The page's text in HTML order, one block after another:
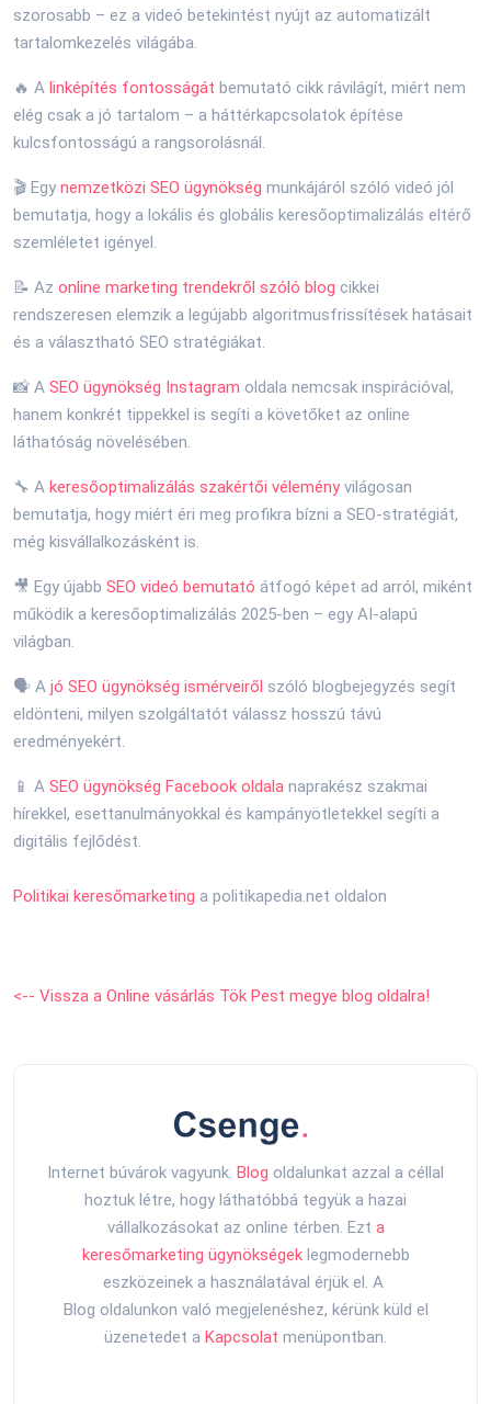
szorosabb – ez a videó betekintést nyújt az automatizált
tartalomkezelés világába.
🔥 A linképítés fontosságát bemutató cikk rávilágít, miért nem
elég csak a jó tartalom – a háttérkapcsolatok építése
kulcsfontosságú a rangsorolásnál.
🎬 Egy nemzetközi SEO ügynökség munkájáról szóló videó jól
bemutatja, hogy a lokális és globális keresőoptimalizálás eltérő
szemléletet igényel.
📝 Az online marketing trendekről szóló blog cikkei
rendszeresen elemzik a legújabb algoritmusfrissítések hatásait
és a választható SEO stratégiákat.
📸 A SEO ügynökség Instagram oldala nemcsak inspirációval,
hanem konkrét tippekkel is segíti a követőket az online
láthatóság növelésében.
🔧 A keresőoptimalizálás szakértői véleményvilágosan
bemutatja, hogy miért éri meg profikra bízni a SEO-stratégiát,
még kisvállalkozásként is.
🎥 Egy újabb SEO videó bemutató átfogó képet ad arról, miként
működik a keresőoptimalizálás 2025-ben – egy AI-alapú
világban.
🗣 A jó SEO ügynökség ismérveiről szóló blogbejegyzés segít
eldönteni, milyen szolgáltatót válassz hosszú távú
eredményekért.
📱 A SEO ügynökség Facebook oldala naprakész szakmai
hírekkel, esettanulmányokkal és kampányötletekkel segíti a
digitális fejlődést.
Politikai keresőmarketing a politikapedia.net oldalon
<-- Vissza a Online vásárlás Tök Pest megye blog oldalra!
Internet búvárok vagyunk. Blog oldalunkat azzal a céllal
hoztuk létre, hogy láthatóbbá tegyük a hazai
vállalkozásokat az online térben. Ezt a
keresőmarketing ügynökségeklegmodernebb
eszközeinek a használatával érjük el. A
Blog oldalunkon való megjelenéshez, kérünk küld el
üzenetedet a Kapcsolat menüpontban.